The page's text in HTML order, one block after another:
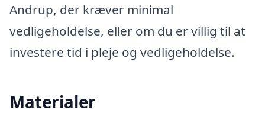
Andrup, der kræver minimal
vedligeholdelse, eller om du er villig til at
investere tid i pleje og vedligeholdelse.
Materialer